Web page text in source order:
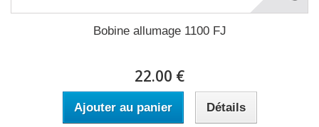
Bobine allumage 1100 FJ
22.00 €
Ajouter au panier Détails